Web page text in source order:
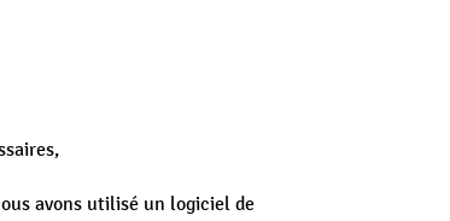
avons utilisé un logiciel de